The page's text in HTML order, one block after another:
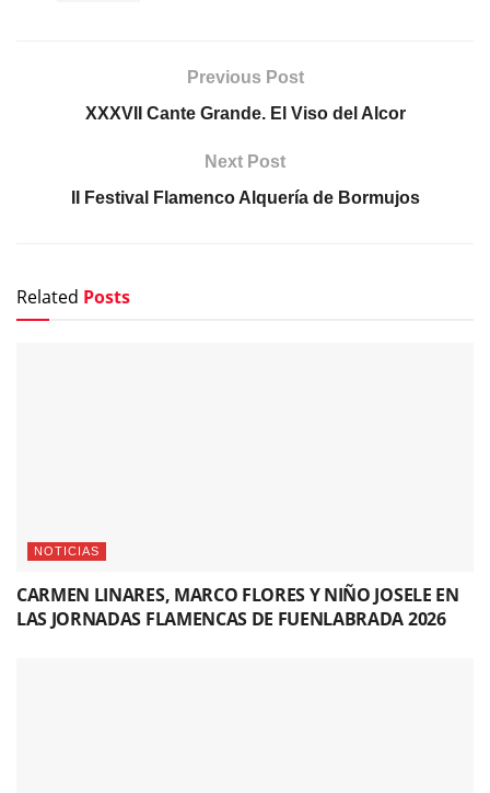
Previous Post
XXXVII Cante Grande. El Viso del Alcor
Next Post
II Festival Flamenco Alquería de Bormujos
Related Posts
NOTICIAS
CARMEN LINARES, MARCO FLORES Y NIÑO JOSELE EN
LAS JORNADAS FLAMENCAS DE FUENLABRADA 2026